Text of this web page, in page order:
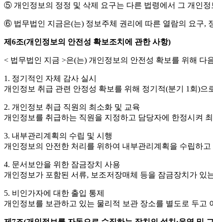
⑤ 개인정보의 정정 및 삭제 요구는 다른 법령에서 그 개인
⑥ 법무법인 지금은(는) 정보주체 권리에 따른 열람의 요구,
제6조(개인정보의 안전성 확보조치에 관한 사항)
< 법무법인 지금 >은(는) 개인정보의 안전성 확보를 위해 다
1. 정기적인 자체 감사 실시
개인정보 취급 관련 안정성 확보를 위해 정기적(분기 1회)으
2. 개인정보 취급 직원의 최소화 및 교육
개인정보를 취급하는 직원을 지정하고 담당자에 한정시켜
3. 내부관리계획의 수립 및 시행
개인정보의 안전한 처리를 위하여 내부관리계획을 수립하
4. 문서보안을 위한 잠금장치 사용
개인정보가 포함된 서류, 보조저장매체 등을 잠금장치가 있
5. 비인가자에 대한 출입 통제
개인정보를 보관하고 있는 물리적 보관 장소를 별도로 두고